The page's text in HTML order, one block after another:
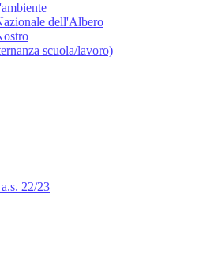
dell'Albero
scuola/lavoro)
22/23